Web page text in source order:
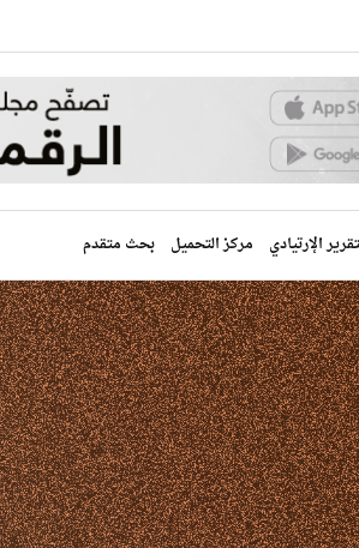
الإرتيادي مركز التحميل بحث متقدم